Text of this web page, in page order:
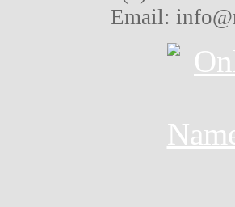
Email: